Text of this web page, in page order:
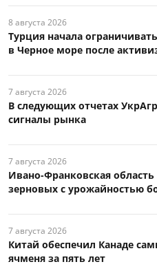
8 августа 2026
Турция начала
в Черное море после
7 августа 2026
В следующих отчетах
сигналы рынка
7 августа 2026
Ивано-Франковская
зерновых с урожайностью
7 августа 2026
Китай обеспечил Канаде
ячменя за пять лет